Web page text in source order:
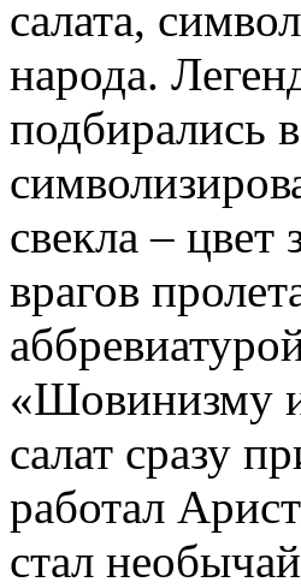
салата,
народа.
подбирались
свекла –
врагов
«Шовинизму
салат сразу
работал
стал